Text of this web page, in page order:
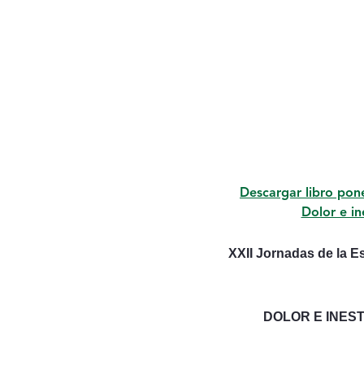
Descargar libro
Dolor e
XXII Jornadas de la
DOLOR E